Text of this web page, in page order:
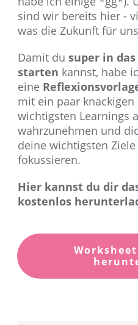
sind wir bereits hier -
was die Zukunft für
Damit du super in das
starten kannst, habe
eine
mit ein paar knackigen
wichtigsten Learnings
wahrzunehmen und
deine wichtigsten
fokussieren.
Hier kannst du dir
kostenlos